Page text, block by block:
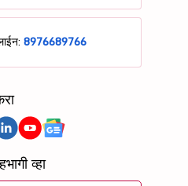
8976689766
व्हा